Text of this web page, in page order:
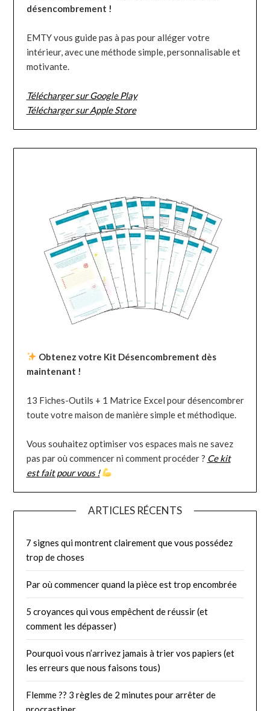
désencombrement !
EMTY vous guide pas à pas pour alléger votre
intérieur, avec une méthode simple, personnalisable et
motivante.
Télécharger sur Google Play
Télécharger sur Apple Store
Obtenez votre Kit Désencombrement dès
maintenant !
13 Fiches-Outils + 1 Matrice Excel pour désencombrer
toute votre maison de manière simple et méthodique.
Vous souhaitez optimiser vos espaces mais ne savez
pas par où commencer ni comment procéder ? Ce kit
est fait pour vous !
ARTICLES RÉCENTS
7 signes qui montrent clairement que vous possédez
trop de choses
Par où commencer quand la pièce est trop encombrée
5 croyances qui vous empêchent de réussir (et
comment les dépasser)
Pourquoi vous n’arrivez jamais à trier vos papiers (et
les erreurs que nous faisons tous)
Flemme ?? 3 règles de 2 minutes pour arrêter de